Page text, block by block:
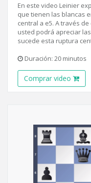
En este video Leinier
que tienen las blancas
central a e5. A través
usted podrá apreciar
sucede esta ruptura
Duración: 20 minutos
Comprar video